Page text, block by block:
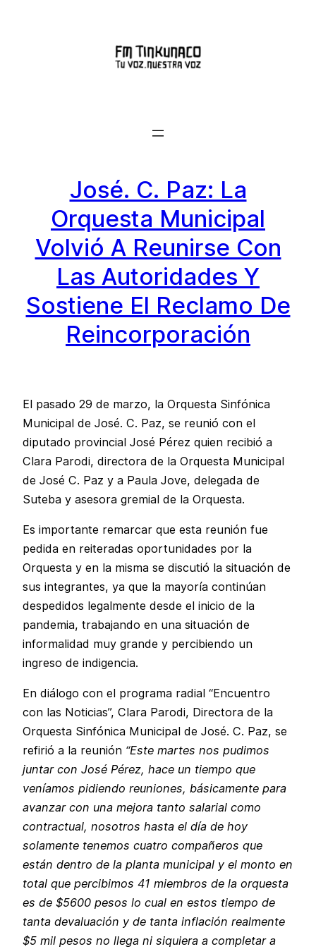
José. C. Paz: La
Orquesta Municipal
Volvió A Reunirse Con
Las Autoridades Y
Sostiene El Reclamo De
Reincorporación
El pasado 29 de marzo, la Orquesta Sinfónica
Municipal de José. C. Paz, se reunió con el
diputado provincial José Pérez quien recibió a
Clara Parodi, directora de la Orquesta Municipal
de José C. Paz y a Paula Jove, delegada de
Suteba y asesora gremial de la Orquesta.
Es importante remarcar que esta reunión fue
pedida en reiteradas oportunidades por la
Orquesta y en la misma se discutió la situación de
sus integrantes, ya que la mayoría continúan
despedidos legalmente desde el inicio de la
pandemia, trabajando en una situación de
informalidad muy grande y percibiendo un
ingreso de indigencia.
En diálogo con el programa radial “Encuentro
con las Noticias”, Clara Parodi, Directora de la
Orquesta Sinfónica Municipal de José. C. Paz, se
refirió a la reunión “Este martes nos pudimos
juntar con José Pérez, hace un tiempo que
veníamos pidiendo reuniones, básicamente para
avanzar con una mejora tanto salarial como
contractual, nosotros hasta el día de hoy
solamente tenemos cuatro compañeros que
están dentro de la planta municipal y el monto en
total que percibimos 41 miembros de la orquesta
es de $5600 pesos lo cual en estos tiempo de
tanta devaluación y de tanta inflación realmente
$5 mil pesos no llega ni siquiera a completar a